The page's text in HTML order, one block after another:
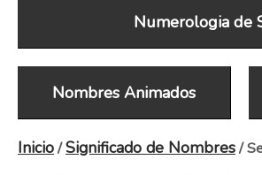
Numerologia de
Nombres Animados
Inicio/Significado de Nombres/